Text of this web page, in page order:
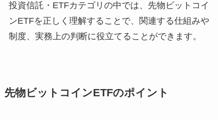
投資信託・ETFカテゴリの中では、先物ビットコイ
ンETFを正しく理解することで、関連する仕組みや
制度、実務上の判断に役立てることができます。
先物ビットコインETFのポイント